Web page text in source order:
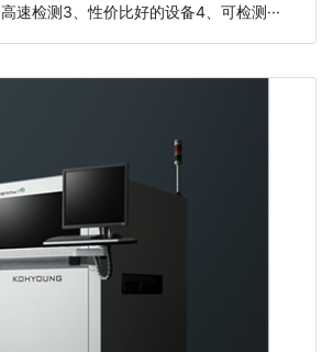
速检测3、性价比好的设备4、可检测···